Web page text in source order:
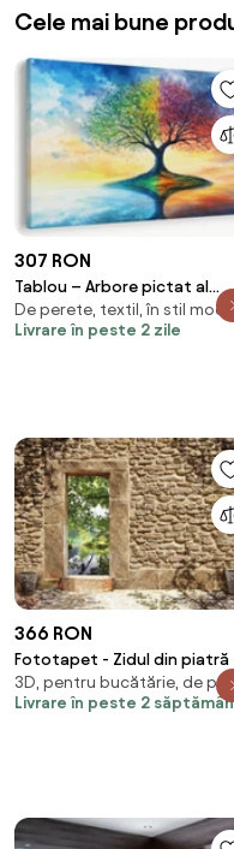
Cele mai bune
307 RON
Tablou – Arbore pictat al
anotimpurilor (90x60 cm)
De perete, textil, în stil
Livrare în peste 2 zile
366 RON
Fototapet - Zidul din piatră
întare spre pescărie
cm)
3D, pentru bucătărie, de
Livrare în peste 2